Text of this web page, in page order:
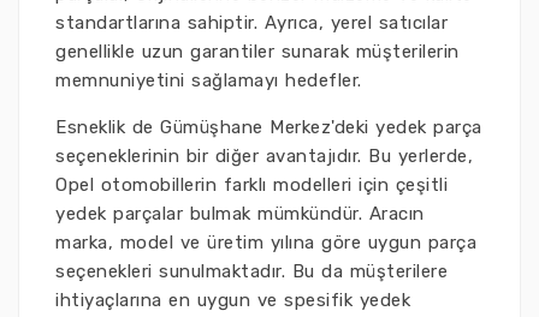
standartlarına sahiptir. Ayrıca, yerel satıcılar
genellikle uzun garantiler sunarak müşterilerin
memnuniyetini sağlamayı hedefler.
Esneklik de Gümüşhane Merkez'deki yedek parça
seçeneklerinin bir diğer avantajıdır. Bu yerlerde,
Opel otomobillerin farklı modelleri için çeşitli
yedek parçalar bulmak mümkündür. Aracın
marka, model ve üretim yılına göre uygun parça
seçenekleri sunulmaktadır. Bu da müşterilere
ihtiyaçlarına en uygun ve spesifik yedek